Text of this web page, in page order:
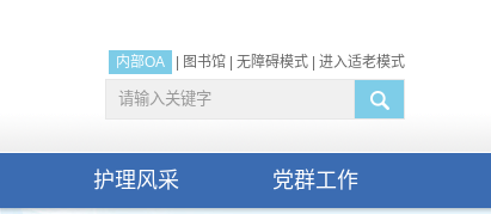
内部OA 图书馆 无障碍模式 进入适老模式
护理风采 党群工作